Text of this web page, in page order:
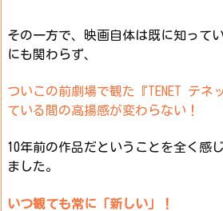
その一方で、映画自体は既に知って
にも関わらず、
ついこの前劇場で観た『TENET テネ
ている間の高揚感が変わらない！
10年前の作品だということを全く感
ました。
いつ観ても常に「新しい」！